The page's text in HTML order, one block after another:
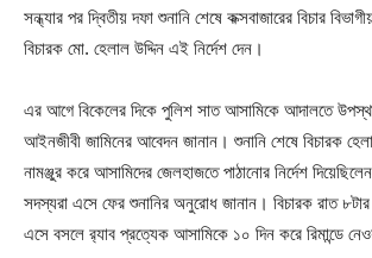
সন্ধ্যার পর দ্বিতীয় দফা শুনানি শেষে কক্সবাজারের বিচার
বিচারক মো. হেলাল উদ্দিন এই নির্দেশ দেন।
এর আগে বিকেলের দিকে পুলিশ সাত আসামিকে আদালতে
আইনজীবী জামিনের আবেদন জানান। শুনানি শেষে বিচারক
নামঞ্জুর করে আসামিদের জেলহাজতে পাঠানোর নির্দেশ
সদস্যরা এসে ফের শুনানির অনুরোধ জানান। বিচারক রাত
এসে বসলে র‌্যাব প্রত্যেক আসামিকে ১০ দিন করে রিমান্ডে